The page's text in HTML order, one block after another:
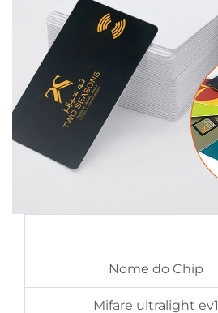
Nome do Chip
Mifare ultralight ev1